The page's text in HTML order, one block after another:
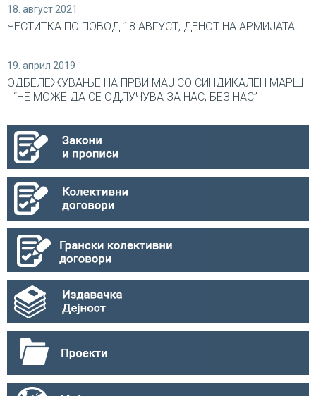
18. август 2021
ЧЕСТИТКА ПО ПОВОД 18 АВГУСТ, ДЕНОТ НА АРМИЈАТА
19. април 2019
ОДБЕЛЕЖУВАЊЕ НА ПРВИ МАЈ СО СИНДИКАЛEН МАРШ
- “НЕ МОЖЕ ДА СЕ ОДЛУЧУВА ЗА НАС, БЕЗ НАС”